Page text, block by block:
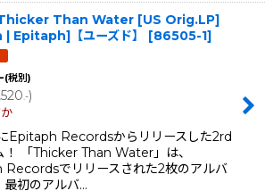
Than Water [US Orig.LP]
Epitaph]【ユーズド】
[86505-1]
(税別)
.-)
Epitaph Recordsからリリースした2rd
！ 「Thicker Than Water」は、
でリリースされた2枚のアルバ
最初のアルバ…